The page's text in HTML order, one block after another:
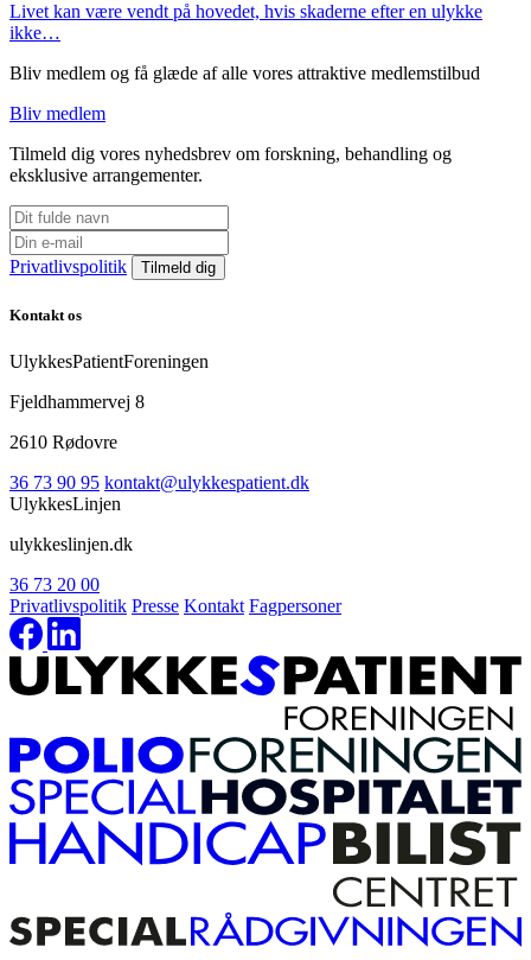
Livet kan være vendt på hovedet, hvis skaderne efter en ulykke
ikke…
Bliv medlem og få glæde af alle vores attraktive medlemstilbud
Bliv medlem
Tilmeld dig vores nyhedsbrev om forskning, behandling og
eksklusive arrangementer.
Privatlivspolitik
Kontakt os
UlykkesPatientForeningen
Fjeldhammervej 8
2610 Rødovre
36 73 90 95 kontakt@ulykkespatient.dk
UlykkesLinjen
ulykkeslinjen.dk
36 73 20 00
Privatlivspolitik Presse Kontakt Fagpersoner